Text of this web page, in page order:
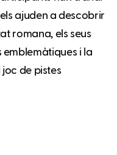
ajuden a descobrir
romana, els seus
emblemàtiques i la
joc de pistes